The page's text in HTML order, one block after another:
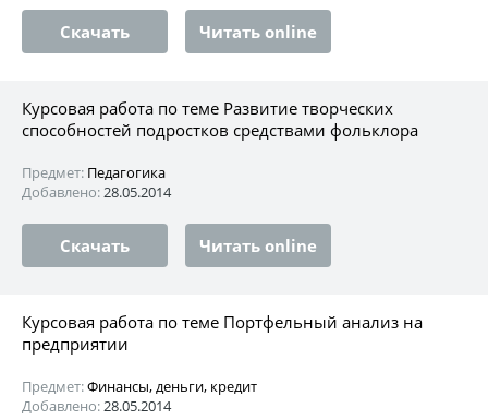
Скачать Читать online
Курсовая работа по теме Развитие творческих
способностей подростков средствами фольклора
Предмет: Педагогика
Добавлено:28.05.2014
Скачать Читать online
Курсовая работа по теме Портфельный анализ на
предприятии
Предмет:Финансы, деньги, кредит
Добавлено:28.05.2014